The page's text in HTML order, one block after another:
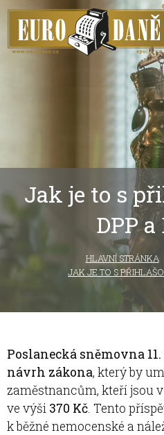
Jak je to s
DPP a
HLAVNÍ STRÁNKA
JAK JE TO S
Poslanecká sněmovna
návrh zákona, který by
zaměstnancům, kteří jsou
ve výši 370 Kč. Tento
k běžné nemocenské a